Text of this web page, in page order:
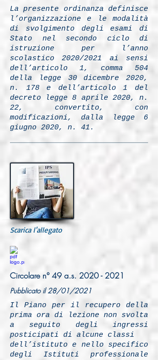
La presente ordinanza definisce
l’organizzazione e le modalità
di svolgimento degli esami di
Stato nel secondo ciclo di
istruzione per l’anno
scolastico 2020/2021 ai sensi
dell’articolo 1, comma 504
della legge 30 dicembre 2020,
n. 178 e dell’articolo 1 del
decreto legge 8 aprile 2020, n.
22, convertito, con
modificazioni, dalla legge 6
giugno 2020, n. 41.
Scarica l'allegato
Circolare n° 49 a.s. 2020 - 2021
Pubblicato il 28/01/2021
Il Piano per il recupero della
prima ora di lezione non svolta
a seguito degli ingressi
posticipati di alcune classi
dell’istituto e nello specifico
degli Istituti professionale